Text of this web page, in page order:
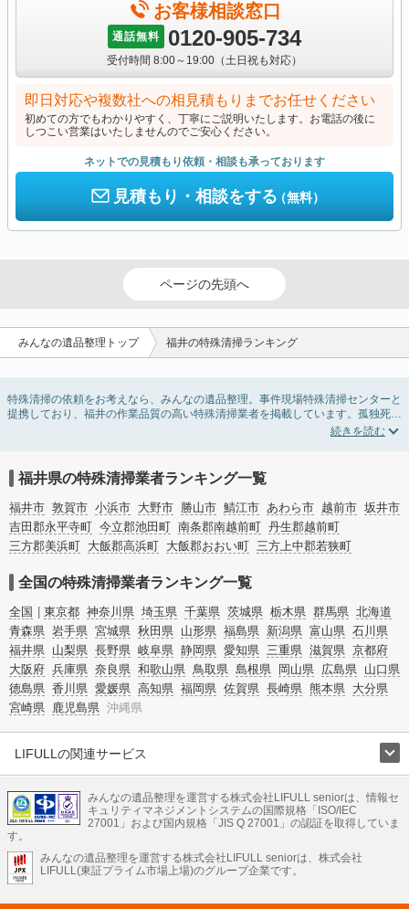
お客様相談窓口
通話無料 0120-905-734
受付時間 8:00～19:00（土日祝も対応）
即日対応や複数社への相見積もりまでお任せください
初めての方でもわかりやすく、丁寧にご説明いたします。お電話の後に
しつこい営業はいたしませんのでご安心ください。
ネットでの見積もり依頼・相談も承っております
見積もり・相談をする（無料）
ページの先頭へ
みんなの遺品整理トップ 福井の特殊清掃ランキング
特殊清掃の依頼をお考えなら、みんなの遺品整理。事件現場特殊清掃センターと
提携しており、福井の作業品質の高い特殊清掃業者を掲載しています。孤独死・
孤立死に伴う不用品の処分・回収・引き取りから、事件・事故・自殺現場などの
復・オゾン脱臭機による腐敗臭などの臭いの脱臭・消臭サービスなど絞り込み条
件を利用し検索してみましょう。
また故人のご遺族だけでなく不動産管理会社様やオーナー様(賃貸家主様)、行政
のご担当者様でも相談できます。
福井県の特殊清掃業者ランキング一覧
福井市 敦賀市 小浜市 大野市 勝山市 鯖江市 あわら市 越前市 坂井市
吉田郡永平寺町 今立郡池田町 南条郡南越前町 丹生郡越前町
三方郡美浜町 大飯郡高浜町 大飯郡おおい町 三方上中郡若狭町
全国の特殊清掃業者ランキング一覧
全国 東京都 神奈川県 埼玉県 千葉県 茨城県 栃木県 群馬県 北海道
青森県 岩手県 宮城県 秋田県 山形県 福島県 新潟県 富山県 石川県
福井県 山梨県 長野県 岐阜県 静岡県 愛知県 三重県 滋賀県 京都府
大阪府 兵庫県 奈良県 和歌山県 鳥取県 島根県 岡山県 広島県 山口県
徳島県 香川県 愛媛県 高知県 福岡県 佐賀県 長崎県 熊本県 大分県
宮崎県 鹿児島県 沖縄県
LIFULLの関連サービス
不動産・住宅
引越し 老人ホーム 地方創生 ママの就労支援
不動産クラウドファンディング 遺品整理 老後の暮らし情報
LIFULL HOME'Sのサービス
不動産・住宅
不動産査定 マンション専門売却査定 不動産投資 アドバイザー
みんなの遺品整理を運営する株式会社LIFULL seniorは、情報セ
キュリティマネジメントシステムの国際規格「ISO/IEC
27001」および国内規格「JIS Q 27001」の認証を取得していま
す。
みんなの遺品整理を運営する株式会社LIFULL seniorは、株式会社
LIFULL(東証プライム市場上場)のグループ企業です。